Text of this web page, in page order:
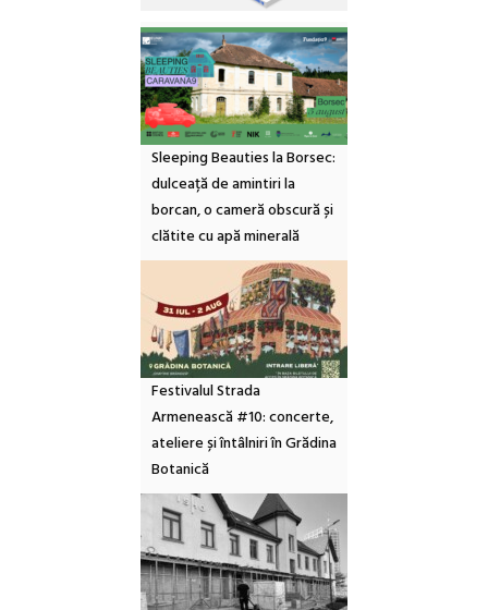
Sleeping Beauties la Borsec:
dulceață de amintiri la
borcan, o cameră obscură și
clătite cu apă minerală
Festivalul Strada
Armenească #10: concerte,
ateliere și întâlniri în Grădina
Botanică